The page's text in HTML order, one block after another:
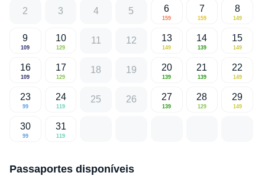
2 3 4 5 6
159
7
159
8
149
9
109
10
129
11 12 13
149
14
139
15
149
16
109
17
129
18 19 20
139
21
139
22
149
23
99
24
119
25 26 27
139
28
129
29
149
30
99
31
119
Passaportes disponíveis